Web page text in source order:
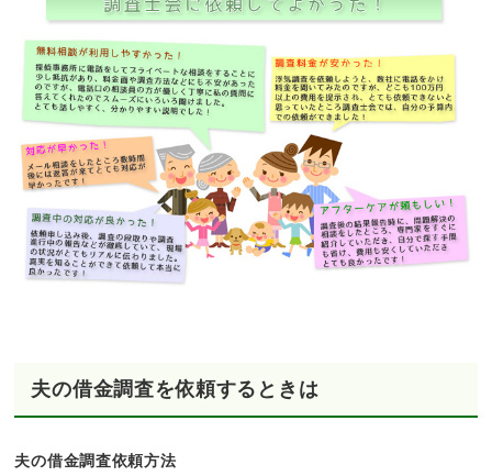
夫の借金調査を依頼するときは
夫の借金調査依頼方法